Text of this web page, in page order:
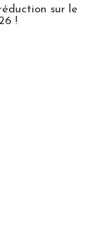
sur le
!